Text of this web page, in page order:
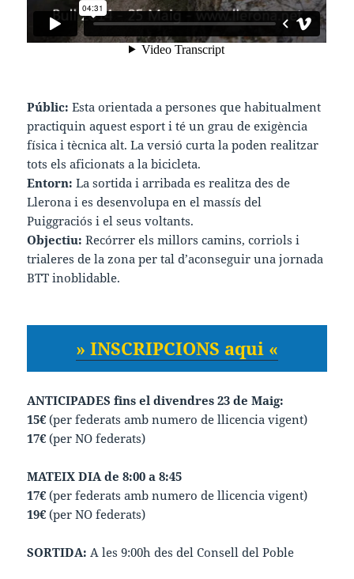
Públic: Esta orientada a persones que habitualment
practiquin aquest esport i té un grau de exigència
física i tècnica alt. La versió curta la poden realitzar
tots els aficionats a la bicicleta.
Entorn: La sortida i arribada es realitza des de
Llerona i es desenvolupa en el massís del
Puiggraciós i el seus voltants.
Objectiu: Recórrer els millors camins, corriols i
trialeres de la zona per tal d’aconseguir una jornada
BTT inoblidable.
» INSCRIPCIONS aqui «
ANTICIPADES fins el divendres 23 de Maig:
15€ (per federats amb numero de llicencia vigent)
17€ (per NO federats)
MATEIX DIA de 8:00 a 8:45
17€ (per federats amb numero de llicencia vigent)
19€ (per NO federats)
SORTIDA: A les 9:00h des del Consell del Poble